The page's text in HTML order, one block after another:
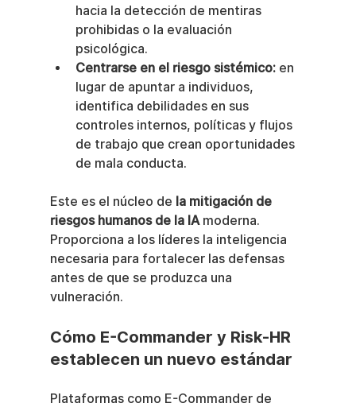
hacia la detección de mentiras
prohibidas o la evaluación
psicológica.
Centrarse en el riesgo sistémico: en
lugar de apuntar a individuos,
identifica debilidades en sus
controles internos, políticas y flujos
de trabajo que crean oportunidades
de mala conducta.
Este es el núcleo de la mitigación de
riesgos humanos de la IA moderna.
Proporciona a los líderes la inteligencia
necesaria para fortalecer las defensas
antes de que se produzca una
vulneración.
Cómo E-Commander y Risk-HR
establecen un nuevo estándar
Plataformas como E-Commander de